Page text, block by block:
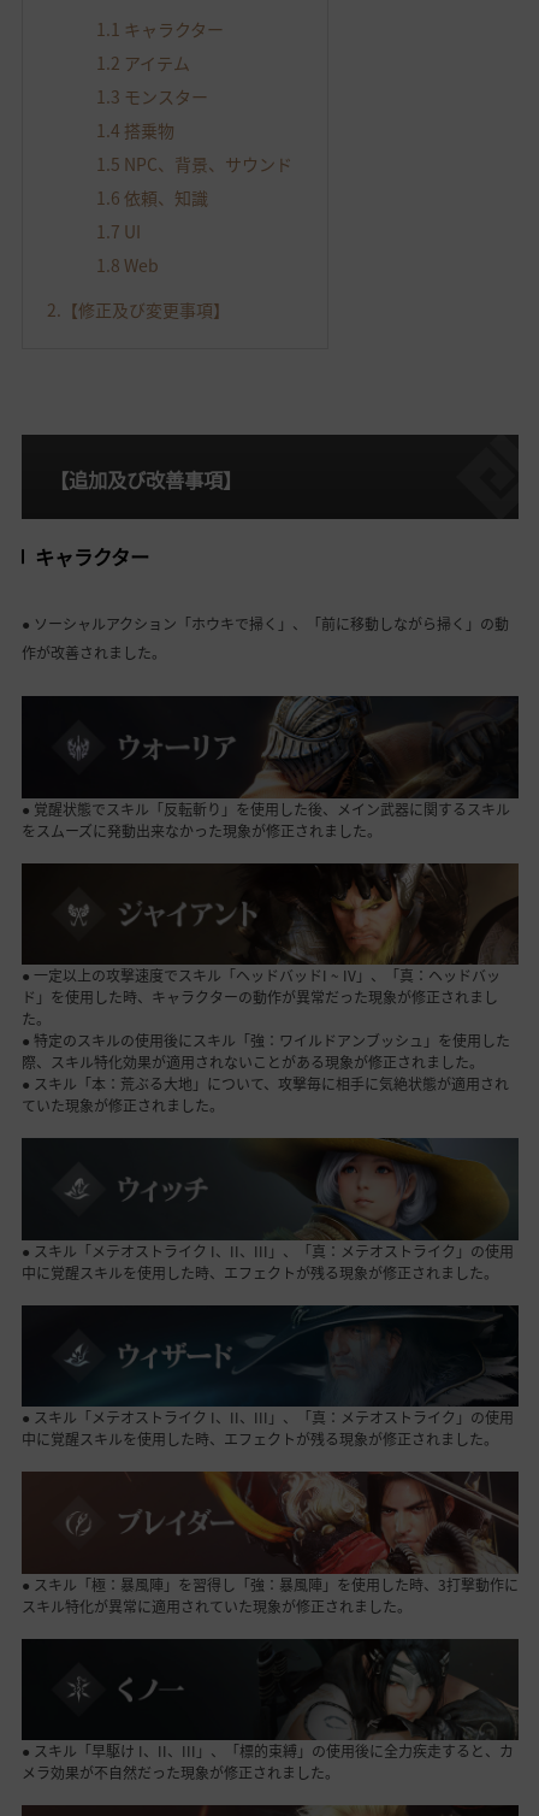
1.1 キャラクター
1.2 アイテム
1.3 モンスター
1.4 搭乗物
1.5 NPC、背景、サウンド
1.6 依頼、知識
1.7 UI
1.8 Web
2. 【修正及び変更事項】
【追加及び改善事項】
キャラクター
● ソーシャルアクション「ホウキで掃く」、「前に移動しながら掃く」の動
作が改善されました。
● 覚醒状態でスキル「反転斬り」を使用した後、メイン武器に関するスキル
をスムーズに発動出来なかった現象が修正されました。
● 一定以上の攻撃速度でスキル「ヘッドバッドI ~ IV」、「真：ヘッドバッ
ド」を使用した時、キャラクターの動作が異常だった現象が修正されまし
た。
● 特定のスキルの使用後にスキル「強：ワイルドアンブッシュ」を使用した
際、スキル特化効果が適用されないことがある現象が修正されました。
● スキル「本：荒ぶる大地」について、攻撃毎に相手に気絶状態が適用され
ていた現象が修正されました。
● スキル「メテオストライク I、II、III」、「真：メテオストライク」の使用
中に覚醒スキルを使用した時、エフェクトが残る現象が修正されました。
● スキル「メテオストライク I、II、III」、「真：メテオストライク」の使用
中に覚醒スキルを使用した時、エフェクトが残る現象が修正されました。
● スキル「極：暴風陣」を習得し「強：暴風陣」を使用した時、3打撃動作に
スキル特化が異常に適用されていた現象が修正されました。
● スキル「早駆け I、II、III」、「標的束縛」の使用後に全力疾走すると、カ
メラ効果が不自然だった現象が修正されました。